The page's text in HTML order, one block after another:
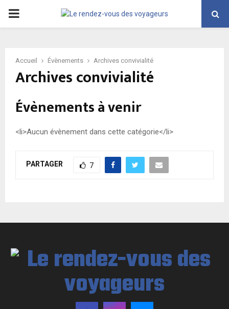
PRIMARY
Accueil Évènements Archives convivialité
Archives convivialité
Évènements à venir
<li>Aucun évènement dans cette catégorie</li>
PARTAGER 7